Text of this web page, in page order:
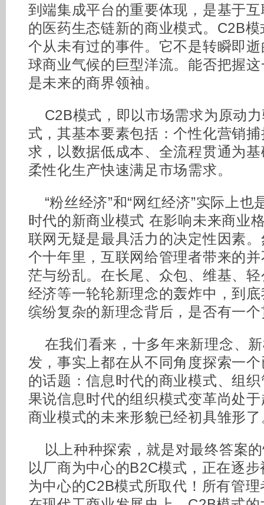
到端集成平台的重要体现，是基于
的医药生态链新的商业模式。C2B
个从未有过的事件。它不是转瞬即
球商业气候的巨型洋流。能否把握
是未来的商界领袖。
C2B模式，即以市场需求为原动
式，其基本要素包括：个性化营销
求，以数据低成本、全流程贯通为
柔性化生产快速满足市场需求。
“粉丝经济”和“网红经济”实际上
时代的新商业模式 在影响未来商业
联网无疑是最具活力的决定性因素
个十年里，互联网给管理者带来的
茫与纷乱。在长尾、众包、维基、
经济等一轮轮新理念的轰炸中，到
缤纷复杂的新理念背后，是否有一
在我们看来，十多年来新理念、
发，事实上都在从不同角度探索一
的话题：信息时代的商业模式、组
果说信息时代的组织模式变革尚处
商业模式的未来形貌已经初具雏形了
以上种种探索，就是对最终答案
以厂商为中心的B2C模式，正在逐
为中心的C2B模式所取代！所有管